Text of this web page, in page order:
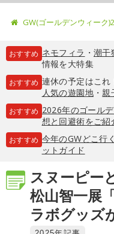
GW(ゴールデンウィーク
おすすめ ネモフィラ ・ 潮干
情報を大特集
おすすめ 連休の予定はこれ
人気の遊園地・親
おすすめ 2026年のゴール
想と回避術をご紹
おすすめ 今年のGWどこ行
ットガイド
スヌーピー
松山智一展
ラボグッズ